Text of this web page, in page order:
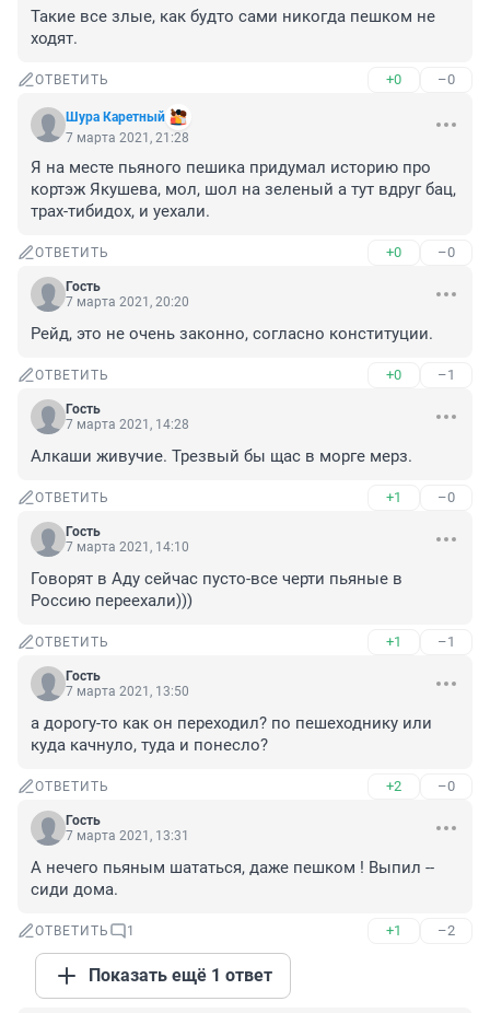
Такие все злые, как будто сами никогда пешком не
ходят.
ОТВЕТИТЬ +0 –0
Шура Каретный
7 марта 2021, 21:28
Я на месте пьяного пешика придумал историю про
кортэж Якушева, мол, шол на зеленый а тут вдруг бац,
трах-тибидох, и уехали.
ОТВЕТИТЬ +0 –0
Гость
7 марта 2021, 20:20
Рейд, это не очень законно, согласно конституции.
ОТВЕТИТЬ +0 –1
Гость
7 марта 2021, 14:28
Алкаши живучие. Трезвый бы щас в морге мерз.
ОТВЕТИТЬ +1 –0
Гость
7 марта 2021, 14:10
Говорят в Аду сейчас пусто-все черти пьяные в
Россию переехали)))
ОТВЕТИТЬ +1 –1
Гость
7 марта 2021, 13:50
а дорогу-то как он переходил? по пешеходнику или
куда качнуло, туда и понесло?
ОТВЕТИТЬ +2 –0
Гость
7 марта 2021, 13:31
А нечего пьяным шататься, даже пешком ! Выпил --
сиди дома.
ОТВЕТИТЬ 1 +1 –2
Показать ещё 1 ответ